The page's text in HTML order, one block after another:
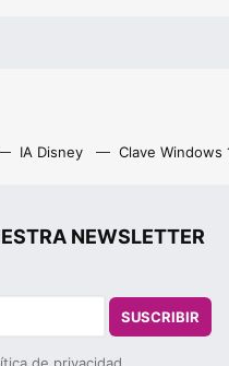
IA Disney Clave Windows
NEWSLETTER
SUSCRIBIR